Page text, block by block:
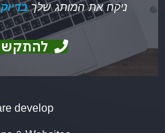
ניקח את המותג שלך
develop